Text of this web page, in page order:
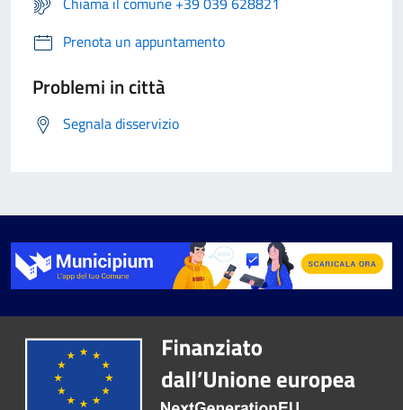
Prenota un appuntamento
Problemi in città
Segnala disservizio